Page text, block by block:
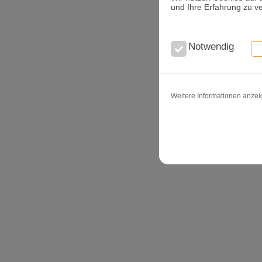
und Ihre Erfahrung zu
Notwendig
Weitere Informationen